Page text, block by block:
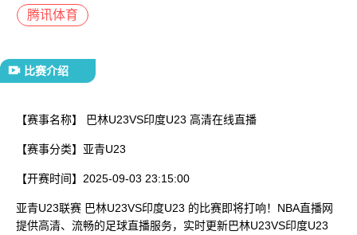
腾讯体育
比赛介绍
【赛事名称】 巴林U23VS印度U23 高清在线直播
【赛事分类】 亚青U23
【开赛时间】 2025-09-03 23:15:00
亚青U23联赛 巴林U23VS印度U23 的比赛即将打响！NBA直播网
提供高清、流畅的足球直播服务，实时更新巴林U23VS印度U23